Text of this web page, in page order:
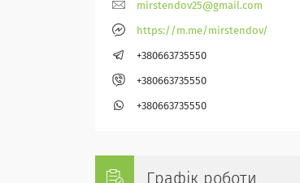
mirstendov25@gmail.com
https://m.me/mirstendov/
+380663735550
+380663735550
+380663735550
Графік роботи